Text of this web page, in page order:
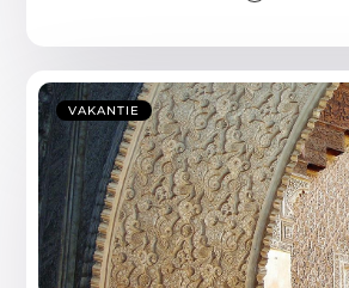
VAKANTIE